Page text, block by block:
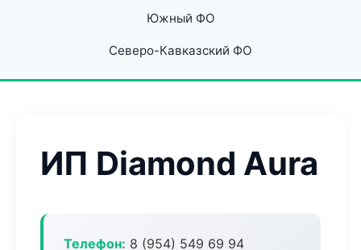
Южный ФО
Северо-Кавказский ФО
ИП Diamond Aura
Телефон: 8 (954) 549 69 94